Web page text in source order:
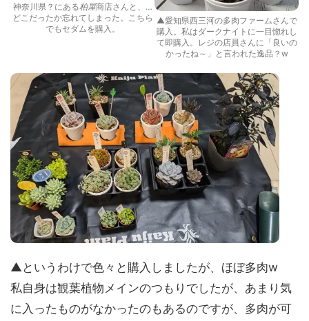
神奈川県？にある柏屋商店さんと、…
どこだったか忘れてしまった。こちら
でもセダムを購入。
▲愛知県西三河の多肉ファームさんで
購入。私はダークナイトに一目惚れし
て即購入。レジの店員さんに「良いの
かったね～」と言われた逸品？w
▲というわけで色々と購入しましたが、ほぼ多肉w
私自身は観葉植物メインのつもりでしたが、あまり気
に入ったものがなかったのもあるのですが、多肉が可